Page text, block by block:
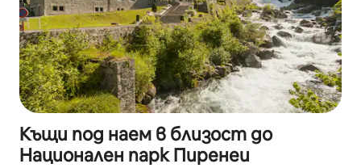
Къщи под наем в близост до
Национален парк Пиренеи